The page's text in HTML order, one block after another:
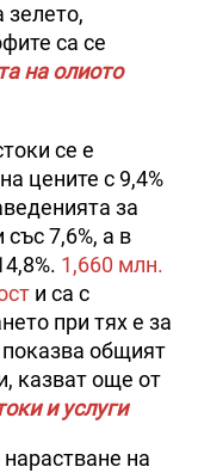
зелето,
са се
на олиото
се е
цените с 9,4%
за
7,6%, а в
1,660 млн.
и са с
при тях е за
общият
казват още от
и услуги
на